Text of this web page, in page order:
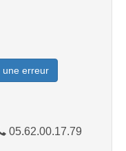
une erreur
05.62.00.17.79